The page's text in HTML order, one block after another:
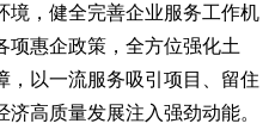
境，健全完善企业服务工作机
项惠企政策，全方位强化土
，以一流服务吸引项目、留住
高质量发展注入强劲动能。